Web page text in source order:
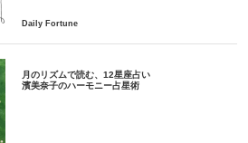
月のリズムで読む、12星座占い